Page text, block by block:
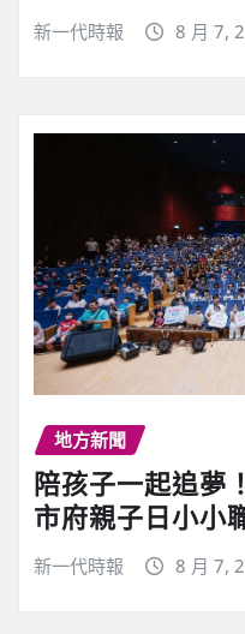
新一代時報 8 月 7,
地方新聞
陪孩子一起追夢
市府親子日小小
新一代時報 8 月 7,